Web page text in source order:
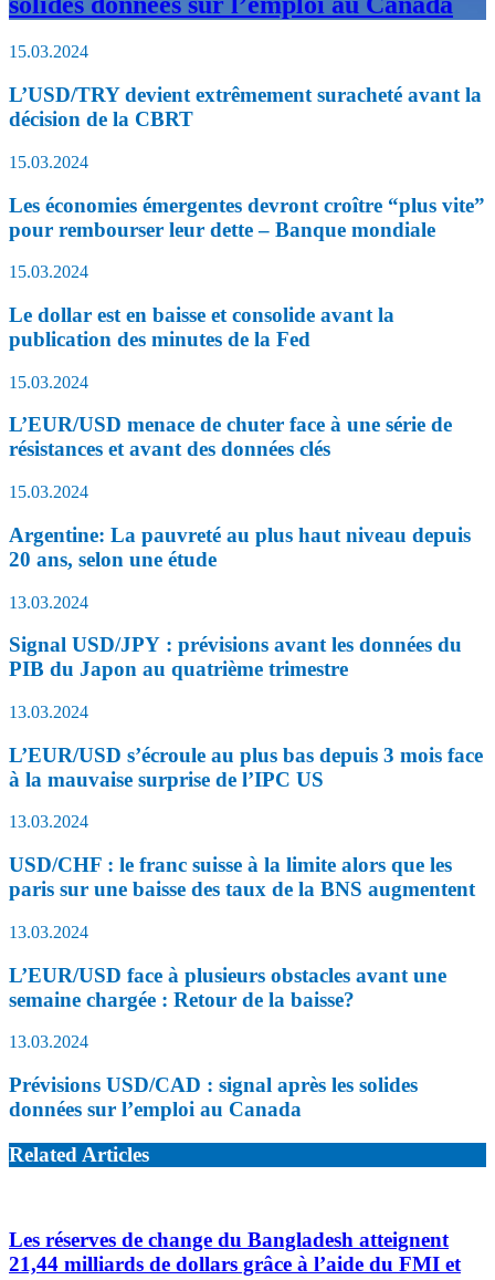
15.03.2024
L’USD/TRY devient extrêmement suracheté avant la
décision de la CBRT
15.03.2024
Les économies émergentes devront croître “plus vite”
pour rembourser leur dette – Banque mondiale
15.03.2024
Le dollar est en baisse et consolide avant la
publication des minutes de la Fed
15.03.2024
L’EUR/USD menace de chuter face à une série de
résistances et avant des données clés
15.03.2024
Argentine: La pauvreté au plus haut niveau depuis
20 ans, selon une étude
13.03.2024
Signal USD/JPY : prévisions avant les données du
PIB du Japon au quatrième trimestre
13.03.2024
L’EUR/USD s’écroule au plus bas depuis 3 mois face
à la mauvaise surprise de l’IPC US
13.03.2024
USD/CHF : le franc suisse à la limite alors que les
paris sur une baisse des taux de la BNS augmentent
13.03.2024
L’EUR/USD face à plusieurs obstacles avant une
semaine chargée : Retour de la baisse?
13.03.2024
Prévisions USD/CAD : signal après les solides
données sur l’emploi au Canada
Related Articles
Les réserves de change du Bangladesh atteignent
21,44 milliards de dollars grâce à l’aide du FMI et